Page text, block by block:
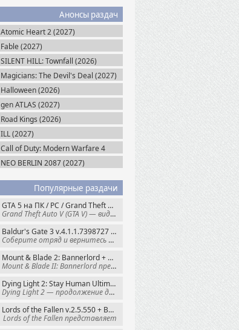
Анонсы раздач
Atomic Heart 2 (2027)
Fable (2027)
SILENT HILL: Townfall (2026)
Magicians: The Devil's Deal (2027)
Halloween (2026)
gen ATLAS (2027)
Road Kings (2026)
ILL (2027)
Call of Duty: Modern Warfare 4
(2026)
NEO BERLIN 2087 (2027)
Популярные раздачи
GTA 5 на ПК / PC / Grand Theft Auto V: Premium Edition (2015) Steam-Rip
Grand Theft Auto V (GTA V) — видеоигра из
Baldur's Gate 3 v.4.1.1.7398727 + Все DLC (2023) GOG-Rip
Соберите отряд и вернитесь в Забытые
Mount & Blade 2: Bannerlord + War Sails v.1.4.7.117484 (2025) GOG
Mount & Blade II: Bannerlord представляет
Dying Light 2: Stay Human Ultimate Edition v.1.29.0 + Все DLC (2022) Пиратка
Dying Light 2 — продолжение динамичного
Lords of the Fallen v.2.5.550 + Все DLC (2023) Пиратка
Lords of the Fallen представляет